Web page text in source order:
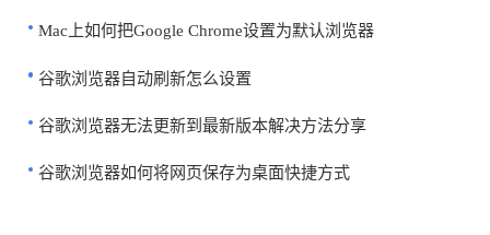
Mac上如何把Google Chrome设置为默认浏览器
谷歌浏览器自动刷新怎么设置
谷歌浏览器无法更新到最新版本解决方法分享
谷歌浏览器如何将网页保存为桌面快捷方式